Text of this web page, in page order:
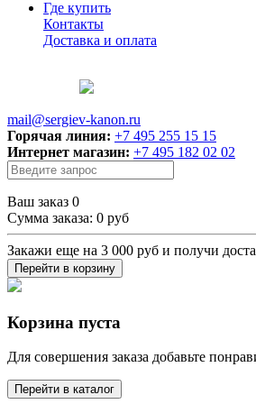
Где купить
Контакты
Доставка и оплата
mail@sergiev-kanon.ru
Горячая линия: +7 495 255 15 15
Интернет магазин: +7 495 182 02 02
Ваш заказ 0
Сумма заказа: 0 руб
Закажи еще на 3 000 руб и получи
Перейти в корзину
Корзина пуста
Для совершения заказа добавьте
Перейти в каталог